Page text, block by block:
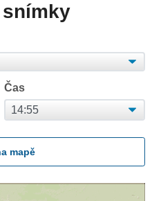
snímky
Čas
mapě